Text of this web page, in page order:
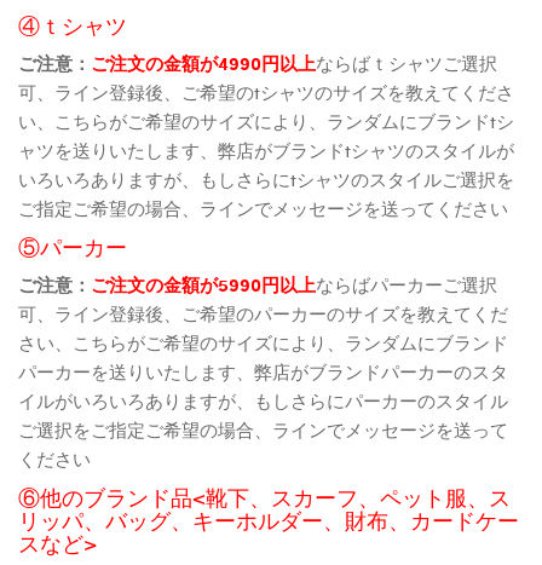
④ｔシャツ
ご注意： ご注文の金額が4990円以上ならばｔシャツご選択
可、ライン登録後、ご希望のtシャツのサイズを教えてくださ
い、こちらがご希望のサイズにより、ランダムにブランドtシ
ャツを送りいたします、弊店がブランドtシャツのスタイルが
いろいろありますが、もしさらにtシャツのスタイルご選択を
ご指定ご希望の場合、ラインでメッセージを送ってください
⑤パーカー
ご注意： ご注文の金額が5990円以上ならばパーカーご選択
可、ライン登録後、ご希望のパーカーのサイズを教えてくだ
さい、こちらがご希望のサイズにより、ランダムにブランド
パーカーを送りいたします、弊店がブランドパーカーのスタ
イルがいろいろありますが、もしさらにパーカーのスタイル
ご選択をご指定ご希望の場合、ラインでメッセージを送って
ください
⑥他のブランド品<靴下、スカーフ、ペット服、ス
リッパ、バッグ、キーホルダー、財布、カードケー
スなど>